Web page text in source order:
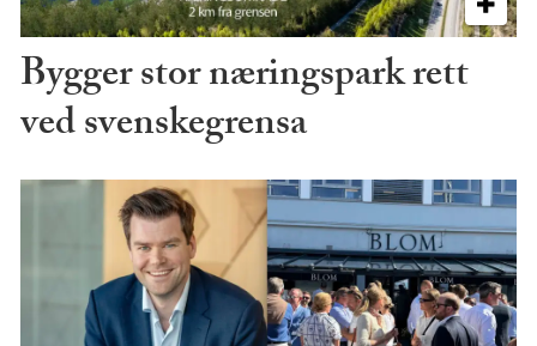
Bygger stor næringspark rett
ved svenskegrensa